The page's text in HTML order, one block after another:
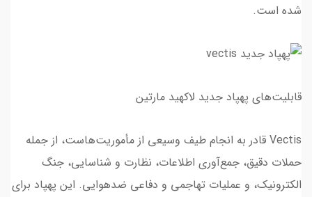
شده است.
قابلیت‌های پهپاد جدید لاکهید مارتین
Vectis قادر به انجام طیف وسیعی از مأموریت‌هاست، از جمله
حملات دقیق، جمع‌آوری اطلاعات، نظارت و شناسایی، جنگ
الکترونیک، و عملیات تهاجمی و دفاعی ضدهوایی. این پهپاد برای